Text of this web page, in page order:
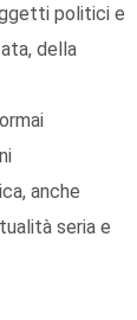
politici e
della
anche
seria e